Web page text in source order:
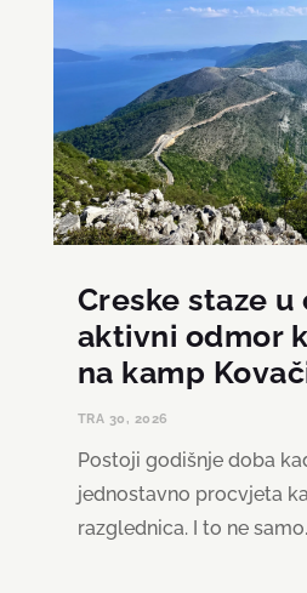
Creske staze u
aktivni odmor
na kamp
TRA 30, 2026
Postoji godišnje doba
jednostavno procvjeta
razglednica. I to ne